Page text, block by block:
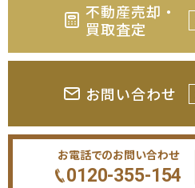
不動産売却・
買取査定
お問い合わせ
お電話でのお問い合わせ
0120-355-154